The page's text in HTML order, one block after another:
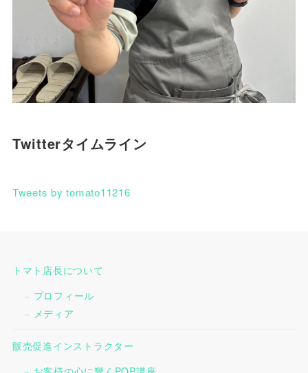
Twitterタイムライン
Tweets by tomato11216
トマト店長について
プロフィール
メディア
販売促進インストラクター